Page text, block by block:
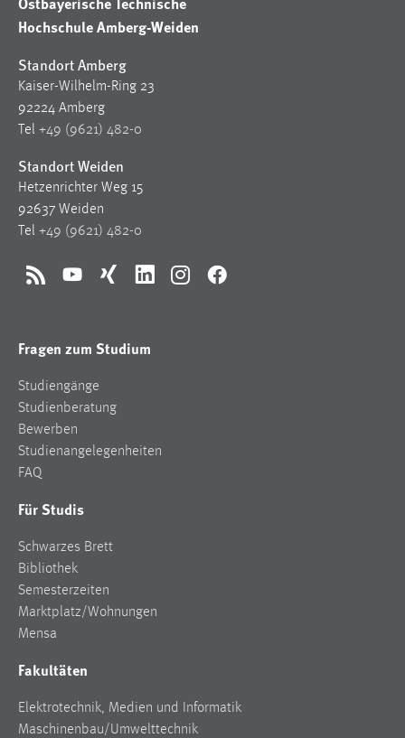
Hochschule Amberg-Weiden
Standort Amberg
Kaiser-Wilhelm-Ring 23
92224 Amberg
Tel +49 (9621) 482-0
Standort Weiden
Hetzenrichter Weg 15
92637 Weiden
Tel +49 (9621) 482-0
RSS YouTubeXing LinkedInInstagramFacebook
Fragen zum Studium
Studiengänge
Studienberatung
Bewerben
Studienangelegenheiten
FAQ
Für Studis
Schwarzes Brett
Bibliothek
Semesterzeiten
Marktplatz/Wohnungen
Mensa
Fakultäten
Elektrotechnik, Medien und Informatik
Maschinenbau/Umwelttechnik
MARKETING
Marketing Cookies werden von Drittanbietern
verwendet, um personalisierte Werbung anzuzeigen.
Sie tun dies, indem sie Besucher über Websites
Google Ads
Name:
Anbieter:
Conversion-Tracking
Cookie Laufzeit:
3 Monate
Facebook Pixel
_fbp
Anbieter:
Facebook
Zweck:
Conversion-Tracking
3 Monate